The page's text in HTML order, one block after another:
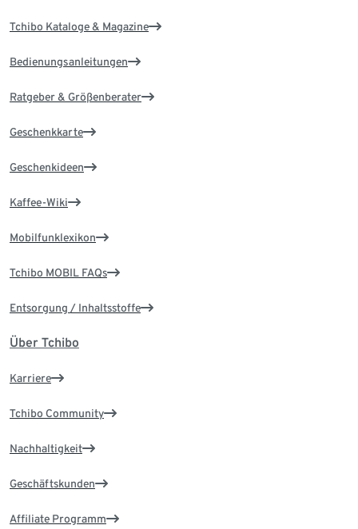
Tchibo Kataloge & Magazine
Bedienungsanleitungen
Ratgeber & Größenberater
Geschenkkarte
Geschenkideen
Kaffee-Wiki
Mobilfunklexikon
Tchibo MOBIL FAQs
Entsorgung / Inhaltsstoffe
Über Tchibo
Karriere
Tchibo Community
Nachhaltigkeit
Geschäftskunden
Affiliate Programm